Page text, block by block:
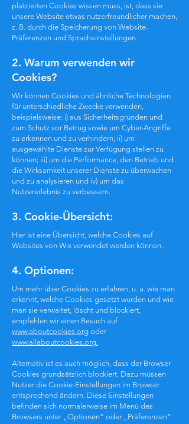
platzierten Cookies wissen muss, ist, dass sie
unsere Website etwas nutzerfreundlicher machen,
z. B. durch die Speicherung von Website-
Präferenzen und Spracheinstellungen.
2. Warum verwenden wir
Cookies?
Wir können Cookies und ähnliche Technologien
für unterschiedliche Zwecke verwenden,
beispielsweise: i) aus Sicherheitsgründen und
zum Schutz vor Betrug sowie um Cyber-Angriffe
zu erkennen und zu verhindern; ii) um
ausgewählte Dienste zur Verfügung stellen zu
können; iii) um die Performance, den Betrieb und
die Wirksamkeit unserer Dienste zu überwachen
und zu analysieren und iv) um das
Nutzererlebnis zu verbessern.
3. Cookie-Übersicht:
Hier ist eine Übersicht, welche Cookies auf
Websites von Wix verwendet werden können.
4. Optionen:
Um mehr über Cookies zu erfahren, u. a. wie man
erkennt, welche Cookies gesetzt wurden und wie
man sie verwaltet, löscht und blockiert,
empfehlen wir einen Besuch auf
www.aboutcookies.org oder
www.allaboutcookies.org.
Alternativ ist es auch möglich, dass der Browser
Cookies grundsätzlich blockiert. Dazu müssen
Nutzer die Cookie-Einstellungen im Browser
entsprechend ändern. Diese Einstellungen
befinden sich normalerweise im Menü des
Browsers unter „Optionen“ oder „Präferenzen“.